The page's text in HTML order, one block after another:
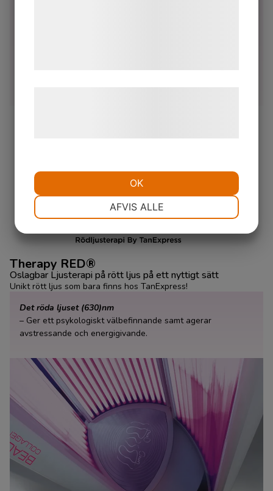
Therapy RED®
Oslagbar Ljusterapi på rött ljus på ett nyttigt sätt
Unikt rött ljus som bara finns hos TanExpress!
Det röda ljuset (630)nm
– Ger ett psykologiskt välbefinnande samt agerar
avstressande och energigivande.
MARKETING STATISTIK
AFVIS ALLE
OK